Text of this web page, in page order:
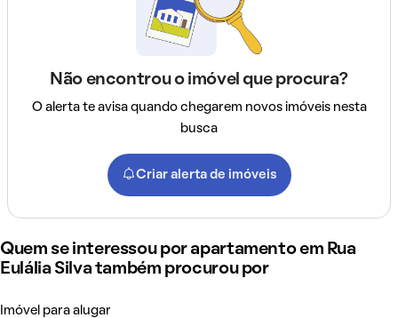
Não encontrou o imóvel que procura?
O alerta te avisa quando chegarem novos imóveis nesta
busca
Criar alerta de imóveis
Quem se interessou por apartamento em Rua
Eulália Silva também procurou por
Imóvel para alugar